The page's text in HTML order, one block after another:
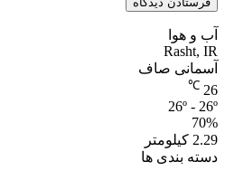
آب و هوا
Rasht, IR
آسمانی صاف
26
℃
26º - 26º
70%
2.29 کیلومتر
دسته بندی ها